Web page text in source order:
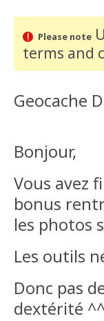
Please note
terms and
Geocache
Bonjour,
Vous avez
bonus
les photos
Les outils
Donc pas
dextérité